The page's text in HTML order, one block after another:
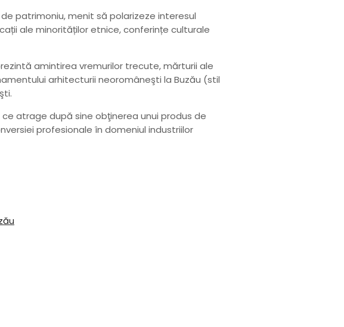
patrimoniu, menit să polarizeze interesul
ale minorităților etnice, conferințe culturale
amintirea vremurilor trecute, mărturii ale
arhitecturii neoromâneşti la Buzău (stil
atrage după sine obţinerea unui produs de
profesionale în domeniul industriilor